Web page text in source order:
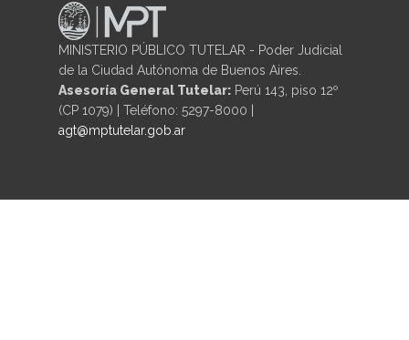
MINISTERIO PÚBLICO TUTELAR - Poder Judicial
de la Ciudad Autónoma de Buenos Aires.
Asesoría General Tutelar: Perú 143, piso 12º
(CP 1079) | Teléfono: 5297-8000 |
agt@mptutelar.gob.ar